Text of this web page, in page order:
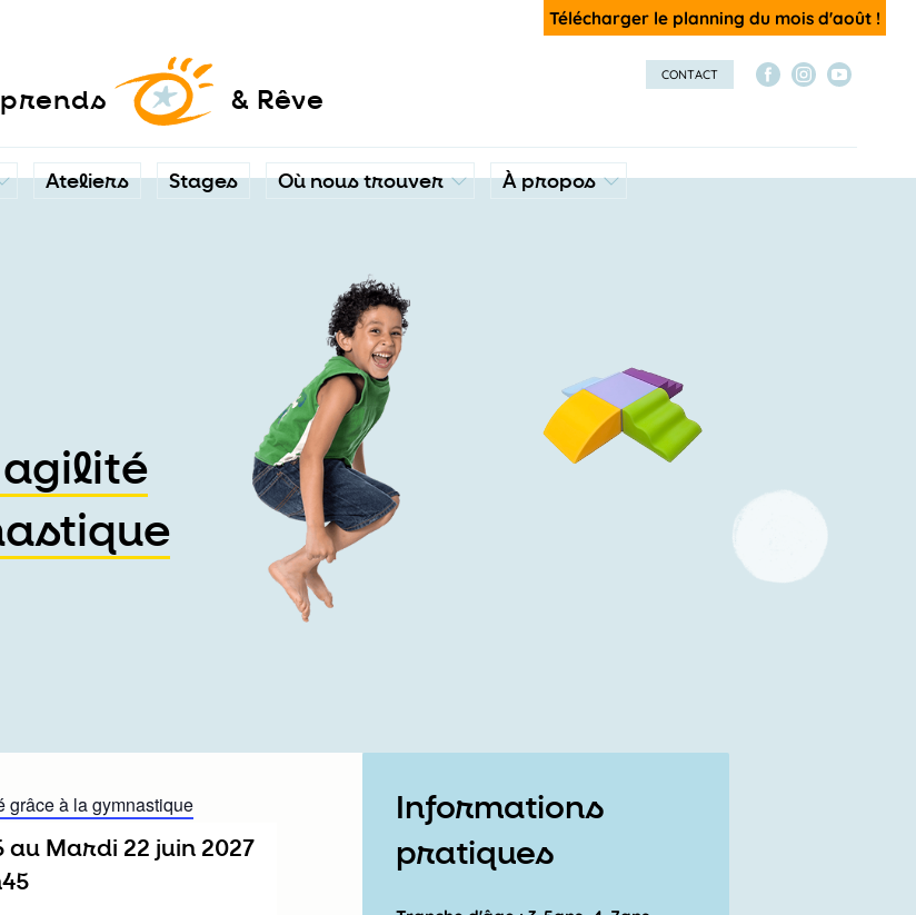
Télécharger le planning du mois d'août !
& Rêve
Ateliers Stages Où nous trouver À propos
CONTACT
agilité
grâce à la gymnastique
au
mardi 22 juin 2027
Informations
pratiques